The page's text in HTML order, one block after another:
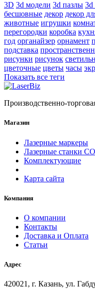
3D 3d модели 3d пазлы 3d
бесшовные декор декор
животные игрушки
перегородки коробка
год органайзер орнамент
подставка
рисунки рисунок
цветочные цветы часы
Показать все теги
Производственно-
Магазин
Лазерные маркеры
Лазерные станки
Комплектующие
Карта сайта
Компания
О компании
Контакты
Доставка и Оплата
Статьи
Адрес
420021, г. Казань, ул.